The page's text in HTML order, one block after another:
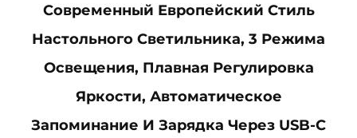
Современный Европейский Стиль
Настольного Светильника, 3 Режима
Освещения, Плавная Регулировка
Яркости, Автоматическое
Запоминание И Зарядка Через USB-C